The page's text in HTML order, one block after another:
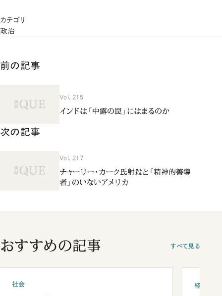
カテゴリ
政治
前の記事
Vol. 215
インドは「中露の罠」にはまるのか
次の記事
Vol. 217
チャーリー・カーク氏射殺と「精神的善導
者」のいないアメリカ
おすすめの記事 すべて見る
社会 経済・ビ